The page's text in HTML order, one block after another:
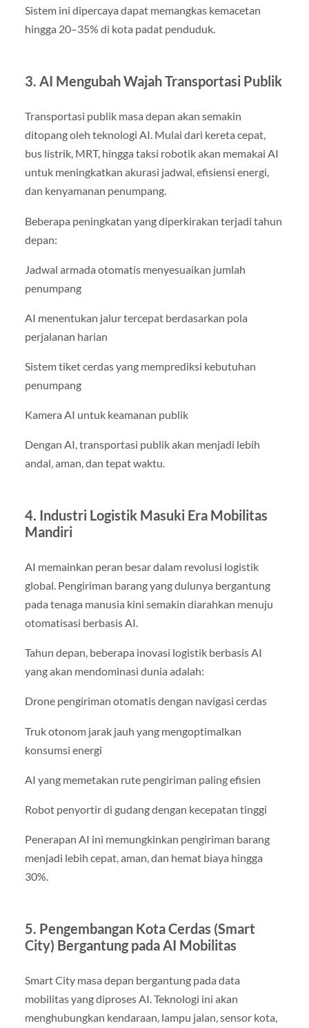
Sistem ini dipercaya dapat memangkas kemacetan
hingga 20–35% di kota padat penduduk.
3. AI Mengubah Wajah Transportasi Publik
Transportasi publik masa depan akan semakin
ditopang oleh teknologi AI. Mulai dari kereta cepat,
bus listrik, MRT, hingga taksi robotik akan memakai AI
untuk meningkatkan akurasi jadwal, efisiensi energi,
dan kenyamanan penumpang.
Beberapa peningkatan yang diperkirakan terjadi tahun
depan:
Jadwal armada otomatis menyesuaikan jumlah
penumpang
AI menentukan jalur tercepat berdasarkan pola
perjalanan harian
Sistem tiket cerdas yang memprediksi kebutuhan
penumpang
Kamera AI untuk keamanan publik
Dengan AI, transportasi publik akan menjadi lebih
andal, aman, dan tepat waktu.
4. Industri Logistik Masuki Era Mobilitas
Mandiri
AI memainkan peran besar dalam revolusi logistik
global. Pengiriman barang yang dulunya bergantung
pada tenaga manusia kini semakin diarahkan menuju
otomatisasi berbasis AI.
Tahun depan, beberapa inovasi logistik berbasis AI
yang akan mendominasi dunia adalah:
Drone pengiriman otomatis dengan navigasi cerdas
Truk otonom jarak jauh yang mengoptimalkan
konsumsi energi
AI yang memetakan rute pengiriman paling efisien
Robot penyortir di gudang dengan kecepatan tinggi
Penerapan AI ini memungkinkan pengiriman barang
menjadi lebih cepat, aman, dan hemat biaya hingga
30%.
5. Pengembangan Kota Cerdas (Smart
City) Bergantung pada AI Mobilitas
Smart City masa depan bergantung pada data
mobilitas yang diproses AI. Teknologi ini akan
menghubungkan kendaraan, lampu jalan, sensor kota,